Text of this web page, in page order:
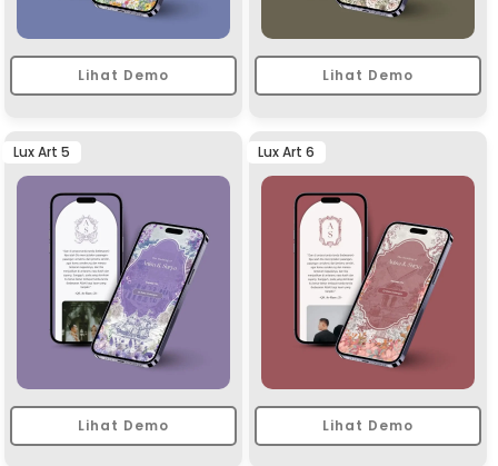
Lihat Demo Lihat Demo
Lihat Demo
Lux Art 5
Lihat Demo
Lux Art 6